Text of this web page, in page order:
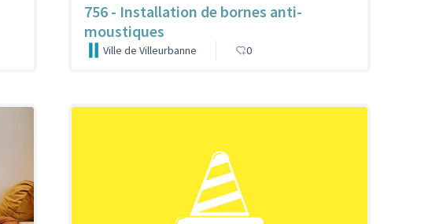
756 - Installation de bornes anti-
moustiques
Ville de Villeurbanne 0